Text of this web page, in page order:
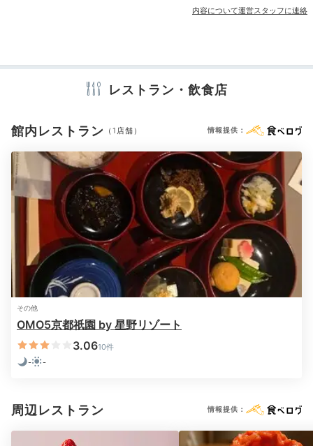
お部屋でゆっくり
旅の疲れを癒す
客室の靴脱ぎ場 客
夕食後はお部屋でのんびり。客室はバス・トイレ別のゆ
ったり設計です。靴を脱いで自宅のように寛ぎましょ
う。「OMOベース」には24時間利用できるウォーター
サーバーや飲み物、入浴剤などが揃う自動販売機も。
コンディショナー ボディソープ
※設備・アメニティは、確認が取れている情報を表示しています。
内容について運営スタッフに連絡
レストラン・飲食店
館内レストラン （1店舗） 情報提供：
その他
OMO5京都祇園 by 星野リゾート
3.0610件
-
-
周辺レストラン 情報提供：